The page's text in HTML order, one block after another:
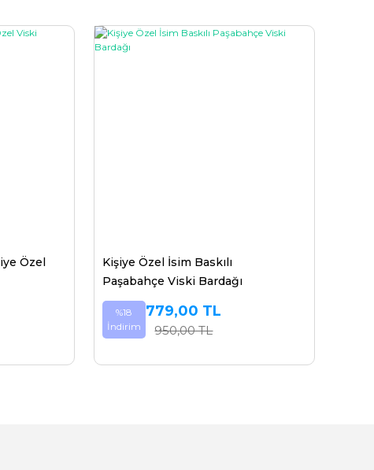
Özel
Kişiye Özel İsim Baskılı
Paşabahçe Viski Bardağı
%18
İndirim
779,00 TL
950,00 TL